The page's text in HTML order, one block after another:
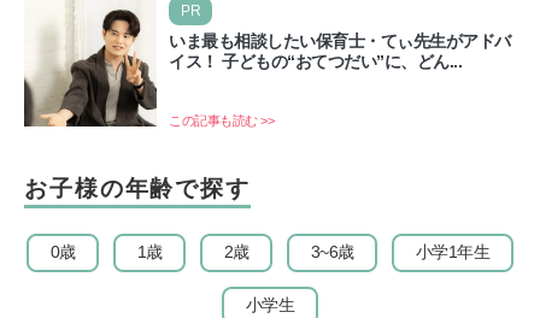
PR
いま最も相談したい保育士・てぃ先生がアドバ
イス！ 子どもの“おてつだい”に、どん...
この記事も読む >>
お子様の年齢で探す
0歳 1歳 2歳 3~6歳 小学1年生
小学生